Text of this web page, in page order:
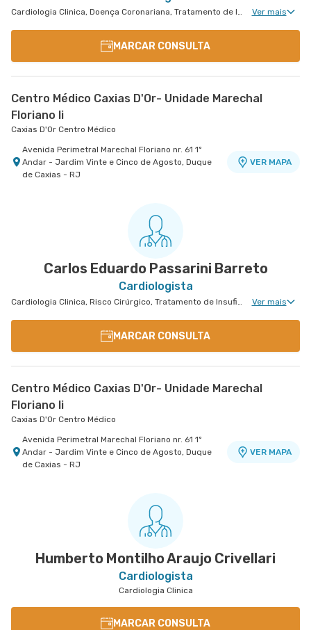
Cardiologia Clinica, Doença Coronariana, Tratamento de Insuficiência Cardíaca Ver mais
MARCAR CONSULTA
Centro Médico Caxias D'Or- Unidade Marechal
Floriano Ii
Caxias D'Or Centro Médico
Avenida Perimetral Marechal Floriano nr. 61 1º
Andar - Jardim Vinte e Cinco de Agosto, Duque
de Caxias - RJ
VER MAPA
Carlos Eduardo Passarini Barreto
Cardiologista
Cardiologia Clinica, Risco Cirúrgico, Tratamento de Insuficiência Cardíaca, Doença Coronariana Ver mais
MARCAR CONSULTA
Centro Médico Caxias D'Or- Unidade Marechal
Floriano Ii
Caxias D'Or Centro Médico
Avenida Perimetral Marechal Floriano nr. 61 1º
Andar - Jardim Vinte e Cinco de Agosto, Duque
de Caxias - RJ
VER MAPA
Humberto Montilho Araujo Crivellari
Cardiologista
Cardiologia Clinica
MARCAR CONSULTA